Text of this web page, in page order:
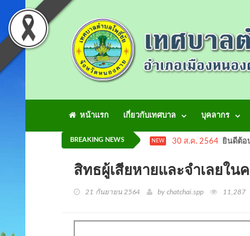
หน้าแรก เกี่ยวกับเทศบาล บุคลากร
BREAKING NEWS NEW 30 ส.ค. 2564 ยินดีต้อ
สิทธผู้เสียหายและจำเลยใน
21 กันยายน 2564 by chatchai.spp 11,287